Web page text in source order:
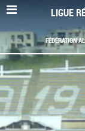
LIGUE